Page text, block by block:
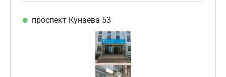
проспект Кунаева 53